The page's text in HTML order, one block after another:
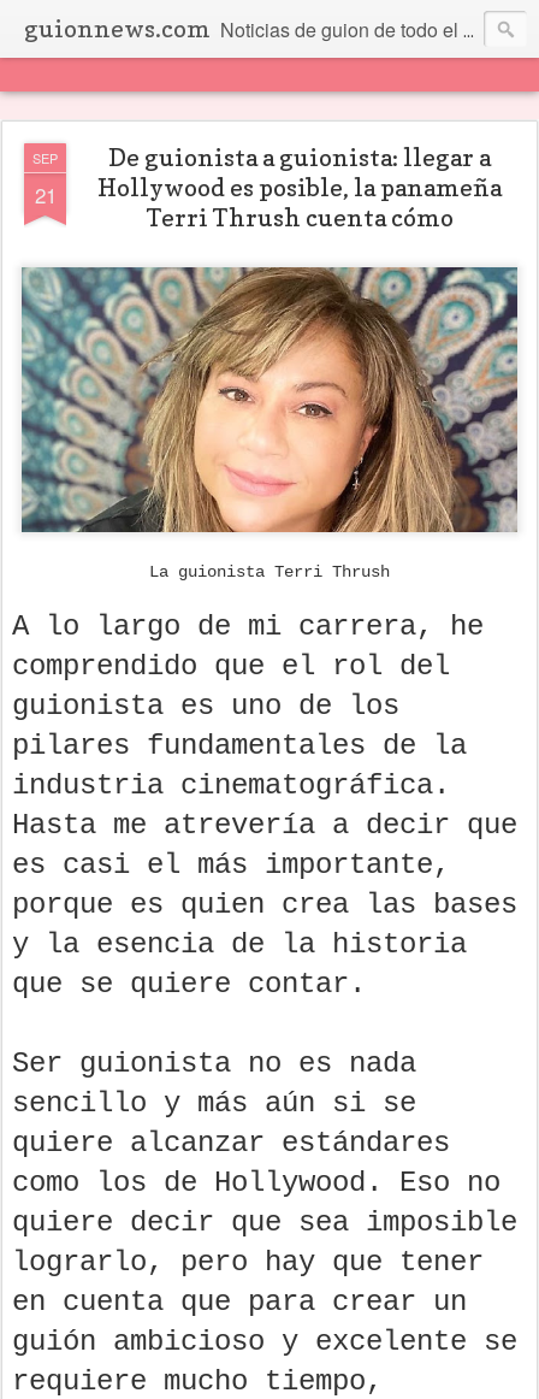
guionnews.com Noticias de guion de todo el mundo... Y más.
SEP
21
De guionista a guionista: llegar a
Hollywood es posible, la panameña
Terri Thrush cuenta cómo
La guionista Terri Thrush
A lo largo de mi carrera, he
comprendido que el rol del
guionista es uno de los
pilares fundamentales de la
industria cinematográfica.
Hasta me atrevería a decir que
es casi el más importante,
porque es quien crea las bases
y la esencia de la historia
que se quiere contar.
Ser guionista no es nada
sencillo y más aún si se
quiere alcanzar estándares
como los de Hollywood. Eso no
quiere decir que sea imposible
lograrlo, pero hay que tener
en cuenta que para crear un
guión ambicioso y excelente se
requiere mucho tiempo,